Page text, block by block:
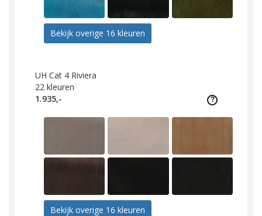
Bekijk overige 16 kleuren
UH Cat 4 Riviera
22 kleuren
1.935,-
Bekijk overige 16 kleuren